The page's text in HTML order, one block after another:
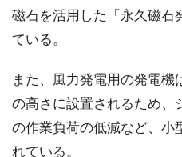
磁石を活用した「永久磁石
ている。
また、風力発電用の発電
の高さに設置されるため、
の作業負荷の低減など、小
れている。